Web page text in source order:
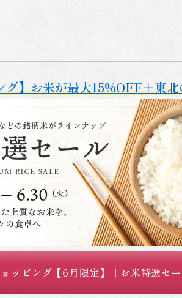
】お米が最大15%OFF＋東
ッピング【6月限定】「お米特選セ